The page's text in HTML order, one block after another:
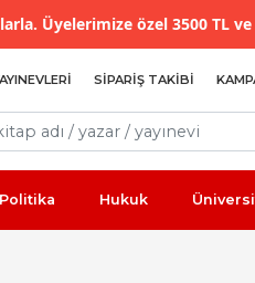
Üyelerimize özel 3500 TL
SIPARIŞ TAKIBI
Politika Hukuk